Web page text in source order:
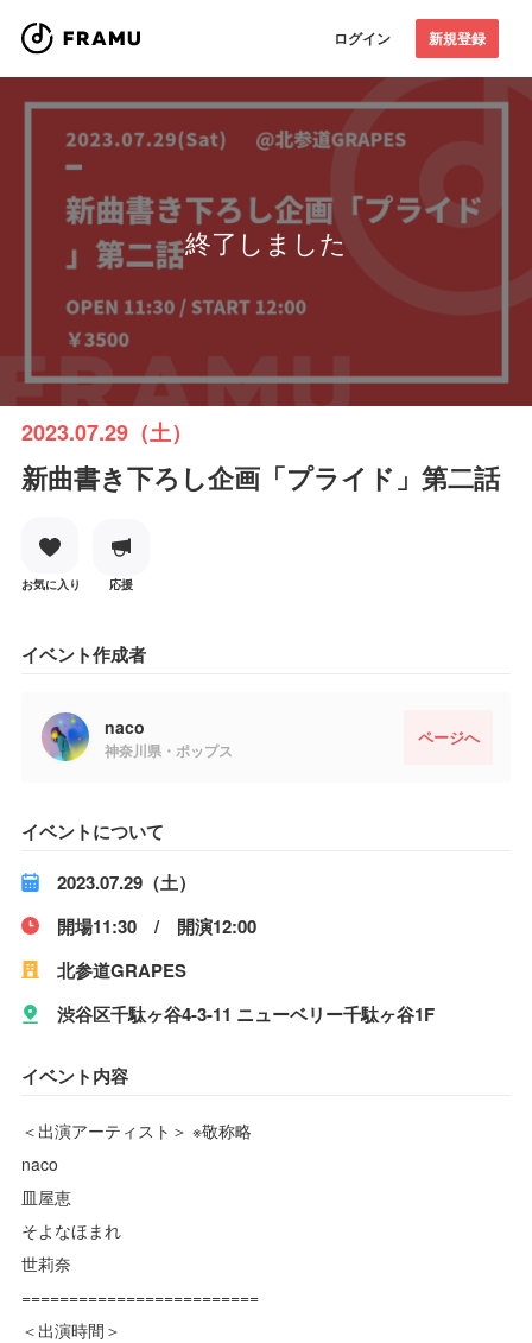
ログイン 新規登録
終了しました
2023.07.29（土）
新曲書き下ろし企画「プライド」第二話
お気に入り 応援
イベント作成者
naco
神奈川県・ポップス
ページへ
イベントについて
2023.07.29（土）
開場11:30 / 開演12:00
北参道GRAPES
渋谷区千駄ヶ谷4-3-11 ニューベリー千駄ヶ谷1F
イベント内容
＜出演アーティスト＞ ※敬称略
naco
皿屋恵
そよなほまれ
世莉奈
=========================
＜出演時間＞